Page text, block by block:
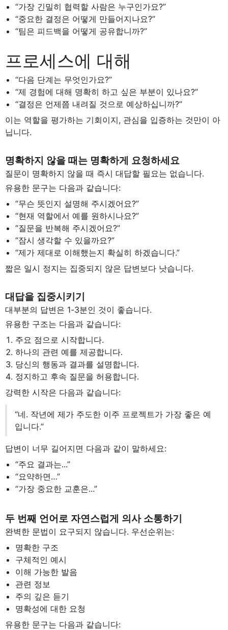
“가장 긴밀히 협력할 사람은 누구인가요?”
“중요한 결정은 어떻게 만들어지나요?”
“팀은 피드백을 어떻게 공유합니까?”
프로세스에 대해
“다음 단계는 무엇인가요?”
“제 경험에 대해 명확히 하고 싶은 부분이 있나요?”
“결정은 언제쯤 내려질 것으로 예상하십니까?”
이는 역할을 평가하는 기회이지, 관심을 입증하는 것만이 아
닙니다.
명확하지 않을 때는 명확하게 요청하세요
질문이 명확하지 않을 때 즉시 대답할 필요는 없습니다.
유용한 문구는 다음과 같습니다:
“무슨 뜻인지 설명해 주시겠어요?”
“현재 역할에서 예를 원하시나요?”
“질문을 반복해 주시겠어요?”
“잠시 생각할 수 있을까요?”
“제가 제대로 이해했는지 확실히 하겠습니다.”
짧은 일시 정지는 집중되지 않은 답변보다 낫습니다.
대답을 집중시키기
대부분의 답변은 1-3분인 것이 좋습니다.
유용한 구조는 다음과 같습니다:
주요 점으로 시작합니다.
하나의 관련 예를 제공합니다.
당신의 행동과 결과를 설명합니다.
정지하고 후속 질문을 허용합니다.
강력한 시작은 다음과 같습니다:
“네. 작년에 제가 주도한 이주 프로젝트가 가장 좋은 예
입니다.”
답변이 너무 길어지면 다음과 같이 말하세요:
“주요 결과는...”
“요약하면…”
“가장 중요한 교훈은...”
두 번째 언어로 자연스럽게 의사 소통하기
완벽한 문법이 요구되지 않습니다. 우선순위는:
명확한 구조
구체적인 예시
이해 가능한 발음
관련 정보
주의 깊은 듣기
명확성에 대한 요청
유용한 문구는 다음과 같습니다: